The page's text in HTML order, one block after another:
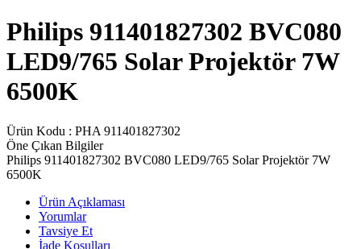
Philips 911401827302 BVC080
LED9/765 Solar Projektör 7W
6500K
Ürün Kodu : PHA 911401827302
Öne Çıkan Bilgiler
Philips 911401827302 BVC080 LED9/765 Solar Projektör 7W
6500K
Ürün Açıklaması
Yorumlar
Tavsiye Et
İade Koşulları